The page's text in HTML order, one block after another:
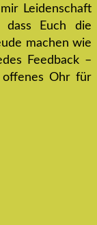
Leidenschaft
dass Euch die
machen wie
Feedback –
Ohr für